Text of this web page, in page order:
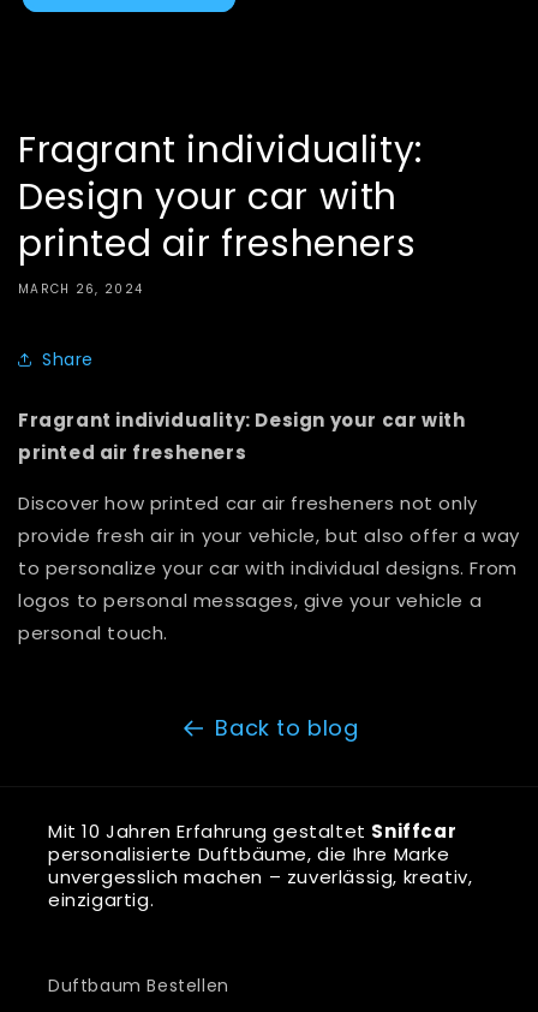
Fragrant individuality:
Design your car with
printed air fresheners
MARCH 26, 2024
Share
Fragrant individuality: Design your car with
printed air fresheners
Discover how printed car air fresheners not only
provide fresh air in your vehicle, but also offer a way
to personalize your car with individual designs. From
logos to personal messages, give your vehicle a
personal touch.
Back to blog
Mit 10 Jahren Erfahrung gestaltet Sniffcar
personalisierte Duftbäume, die Ihre Marke
unvergesslich machen – zuverlässig, kreativ,
einzigartig.
Duftbaum Bestellen